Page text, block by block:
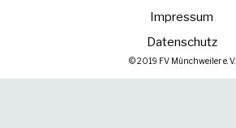
Impressum
Datenschutz
© 2019 FV Münchweiler e. V.